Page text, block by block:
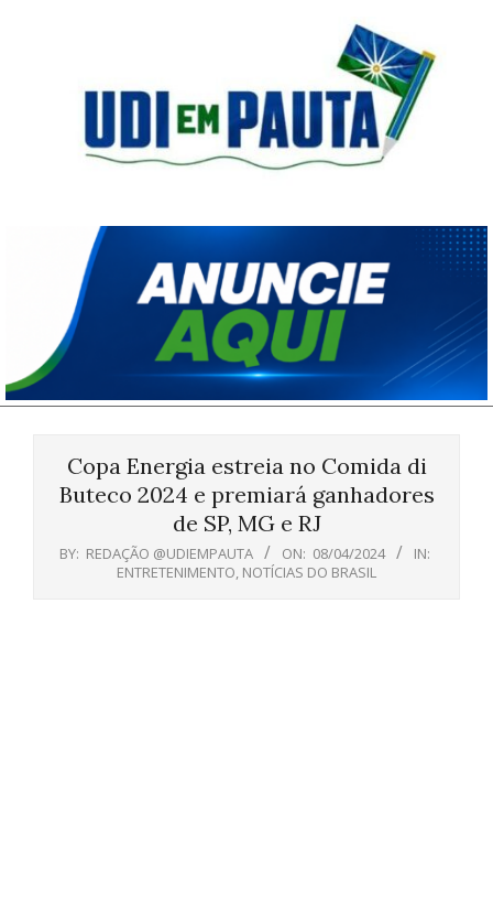
Pauta
Copa Energia estreia no Comida di
Buteco 2024 e premiará ganhadores
de SP, MG e RJ
BY: REDAÇÃO @UDIEMPAUTA ON: 08/04/2024
IN:
ENTRETENIMENTO, NOTÍCIAS DO BRASIL